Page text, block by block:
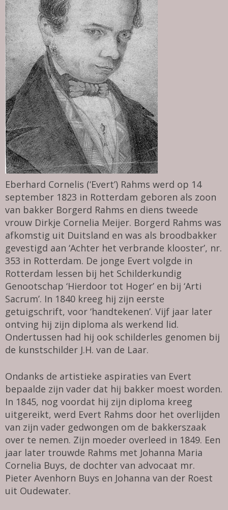
Eberhard Cornelis (‘Evert’) Rahms werd op 14
september 1823 in Rotterdam geboren als zoon
van bakker Borgerd Rahms en diens tweede
vrouw Dirkje Cornelia Meijer. Borgerd Rahms was
afkomstig uit Duitsland en was als broodbakker
gevestigd aan ‘Achter het verbrande klooster’, nr.
353 in Rotterdam. De jonge Evert volgde in
Rotterdam lessen bij het Schilderkundig
Genootschap ‘Hierdoor tot Hoger’ en bij ‘Arti
Sacrum’. In 1840 kreeg hij zijn eerste
getuigschrift, voor ‘handtekenen’. Vijf jaar later
ontving hij zijn diploma als werkend lid.
Ondertussen had hij ook schilderles genomen bij
de kunstschilder J.H. van de Laar.
Ondanks de artistieke aspiraties van Evert
bepaalde zijn vader dat hij bakker moest worden.
In 1845, nog voordat hij zijn diploma kreeg
uitgereikt, werd Evert Rahms door het overlijden
van zijn vader gedwongen om de bakkerszaak
over te nemen. Zijn moeder overleed in 1849. Een
jaar later trouwde Rahms met Johanna Maria
Cornelia Buys, de dochter van advocaat mr.
Pieter Avenhorn Buys en Johanna van der Roest
uit Oudewater.